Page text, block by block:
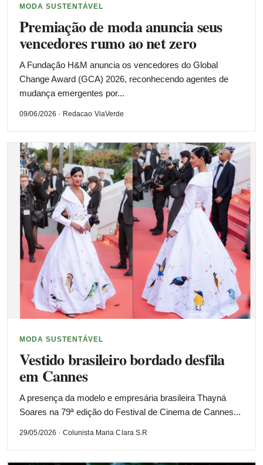
MODA SUSTENTÁVEL
Premiação de moda anuncia seus
vencedores rumo ao net zero
A Fundação H&M anuncia os vencedores do Global
Change Award (GCA) 2026, reconhecendo agentes de
mudança emergentes por...
09/06/2026 · Redacao ViaVerde
MODA SUSTENTÁVEL
Vestido brasileiro bordado desfila
em Cannes
A presença da modelo e empresária brasileira Thayná
Soares na 79ª edição do Festival de Cinema de Cannes...
29/05/2026 · Colunista Maria Clara S.R